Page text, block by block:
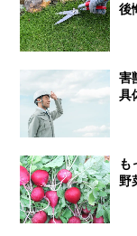
後
害
具
も
野